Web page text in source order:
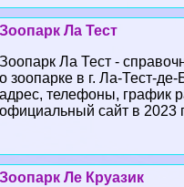
Зоопарк Ла Тест
Зоопарк Ла Тест -
о зоопарке в г. Ла-Тест-
адрес, телефоны, график
официальный сайт в 2023
Зоопарк Ле Круазик